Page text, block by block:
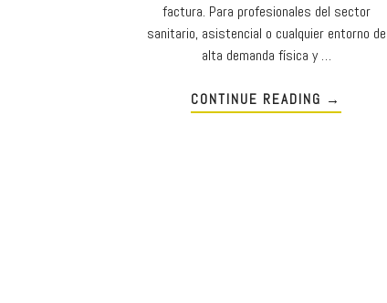
factura. Para profesionales del sector
sanitario, asistencial o cualquier entorno de
alta demanda física y …
CONTINUE READING →